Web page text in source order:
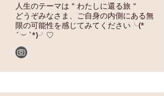
人生のテーマは＂わたしに還る旅＂
どうぞみなさま、ご自身の内側にある無
限の可能性を感じてみてください╰(*
´︶`*)╯♡